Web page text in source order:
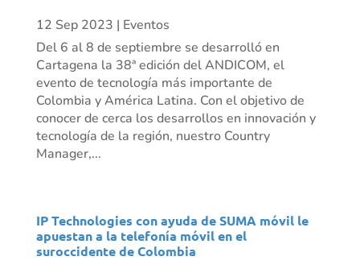
12 Sep 2023 | Eventos
Del 6 al 8 de septiembre se desarrolló en
Cartagena la 38ª edición del ANDICOM, el
evento de tecnología más importante de
Colombia y América Latina. Con el objetivo de
conocer de cerca los desarrollos en innovación y
tecnología de la región, nuestro Country
Manager,...
IP Technologies con ayuda de SUMA móvil le
apuestan a la telefonía móvil en el
suroccidente de Colombia